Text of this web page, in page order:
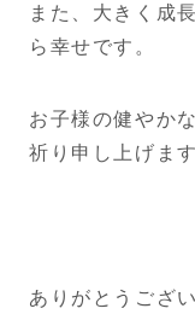
また、大きく成
ら幸せです。
お子様の健やか
祈り申し上げます
ありがとうござ